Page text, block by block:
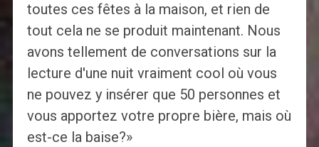
toutes ces fêtes à la maison, et rien de
tout cela ne se produit maintenant. Nous
avons tellement de conversations sur la
lecture d'une nuit vraiment cool où vous
ne pouvez y insérer que 50 personnes et
vous apportez votre propre bière, mais où
est-ce la baise?»